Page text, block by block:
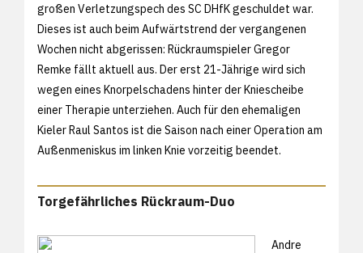
großen Verletzungspech des SC DHfK geschuldet war.
Dieses ist auch beim Aufwärtstrend der vergangenen
Wochen nicht abgerissen: Rückraumspieler Gregor
Remke fällt aktuell aus. Der erst 21-Jährige wird sich
wegen eines Knorpelschadens hinter der Kniescheibe
einer Therapie unterziehen. Auch für den ehemaligen
Kieler Raul Santos ist die Saison nach einer Operation am
Außenmeniskus im linken Knie vorzeitig beendet.
Torgefährliches Rückraum-Duo
Andre